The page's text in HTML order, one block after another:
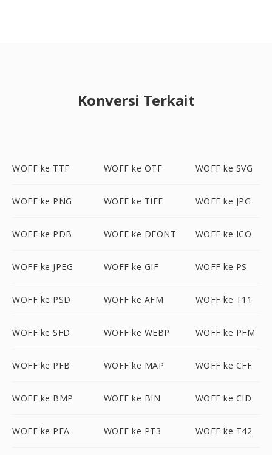
Konversi Terkait
WOFF ke TTF WOFF ke OTF WOFF ke SVG
WOFF ke PNG WOFF ke TIFF WOFF ke JPG
WOFF ke PDB WOFF ke DFONT WOFF ke ICO
WOFF ke JPEG WOFF ke GIF WOFF ke PS
WOFF ke PSD WOFF ke AFM WOFF ke T11
WOFF ke SFD WOFF ke WEBP WOFF ke PFM
WOFF ke PFB WOFF ke MAP WOFF ke CFF
WOFF ke BMP WOFF ke BIN WOFF ke CID
WOFF ke PFA WOFF ke PT3 WOFF ke T42